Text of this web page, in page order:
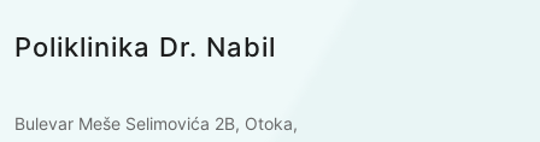
Poliklinika Dr. Nabil
Bulevar Meše Selimovića 2B, Otoka,